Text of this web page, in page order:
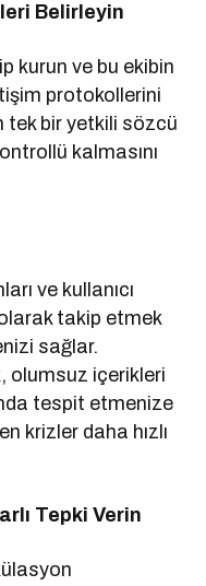
Belirleyin
kurun ve bu ekibin
protokollerini
tek bir yetkili sözcü
kalmasını
ve kullanıcı
takip etmek
sağlar.
olumsuz içerikleri
tespit etmenize
krizler daha hızlı
Tepki Verin